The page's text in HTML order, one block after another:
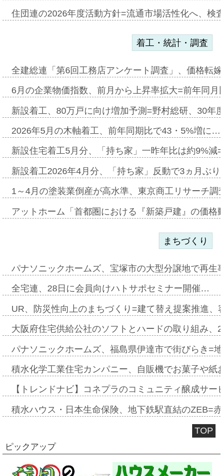
住団連の2026年度活動方針=流通市場活性化へ、検
着工・統計・調査
全建総連「第6回工務店アンケート調査」、価格転
6月の企業物価指数、前月から上昇率拡大=前年同
新設着工、80万戸に向け増加予測=野村総研、30年
2026年5月の木軸着工、前年同期比で43・5%増に…
新設住宅着工5月分、「持ち家」一昨年比は約9%
新設着工2026年4月分、「持ち家」反動で3ヵ月ぶ
1～4月の塗装業倒産が高水準、東京商工リサーチ
アットホーム「首都圏における『新築戸建』の価
まちづくり
パナソニックホームズ、宝塚市の大型分譲地で再
全宅連、28日に会員向けハトサポセミナー開催…
UR、防災性向上のまちづくり=建て替え提案推進
大阪府住宅供給公社のソフトとハードの取り組み
パナソニックホームズ、福島県伊達市で街びらき=
積水化学工業住宅カンパニー、自販機でお菓子や
【トレンドナビ】コネプラのコミュニティ醸成サ
積水ハウス・日本生命保険、地下鉄駅直結のZEB=
TOP
ピックアップ